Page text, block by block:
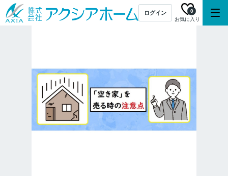
ログイン
お気に入り
0